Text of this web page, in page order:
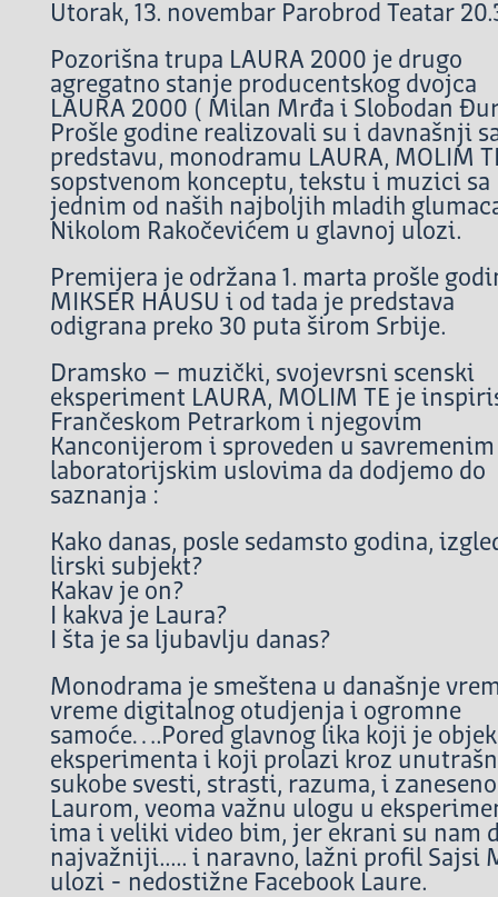
Utorak, 13. novembar Parobrod Teatar
Pozorišna trupa LAURA 2000 je drugo
agregatno stanje producentskog dvojca
LAURA 2000 ( Milan Mrđa i Slobodan
Prošle godine realizovali su i davnašnji
predstavu, monodramu LAURA, MOLIM
sopstvenom konceptu, tekstu i muzici sa
jednim od naših najboljih mladih
Nikolom Rakočevićem u glavnoj ulozi.
Premijera je održana 1. marta prošle
MIKSER HAUSU i od tada je predstava
odigrana preko 30 puta širom Srbije.
Dramsko – muzički, svojevrsni scenski
eksperiment LAURA, MOLIM TE je
Frančeskom Petrarkom i njegovim
Kanconijerom i sproveden u savremenim
laboratorijskim uslovima da dodjemo do
saznanja :
Kako danas, posle sedamsto godina,
lirski subjekt?
Kakav je on?
I kakva je Laura?
I šta je sa ljubavlju danas?
Monodrama je smeštena u današnje
vreme digitalnog otudjenja i ogromne
samoće….Pored glavnog lika koji je
eksperimenta i koji prolazi kroz
sukobe svesti, strasti, razuma, i
Laurom, veoma važnu ulogu u
ima i veliki video bim, jer ekrani su nam
najvažniji..... i naravno, lažni profil Sajsi
ulozi - nedostižne Facebook Laure.